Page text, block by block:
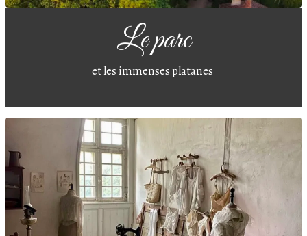
Le parc
et les immenses platanes